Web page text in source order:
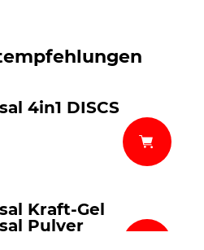
4in1 DISCS
Kraft-Gel
Pulver